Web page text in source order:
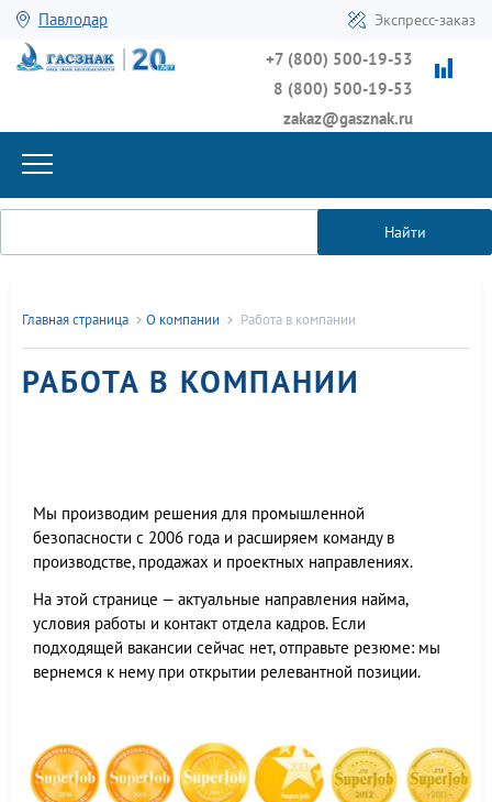
Павлодар Экспресс-заказ
+7 (800) 500-19-53
8 (800) 500-19-53
zakaz@gasznak.ru
Найти
Главная страница О компании Работа в компании
РАБОТА В КОМПАНИИ
Мы производим решения для промышленной
безопасности с 2006 года и расширяем команду в
производстве, продажах и проектных направлениях.
На этой странице — актуальные направления найма,
условия работы и контакт отдела кадров. Если
подходящей вакансии сейчас нет, отправьте резюме: мы
вернемся к нему при открытии релевантной позиции.